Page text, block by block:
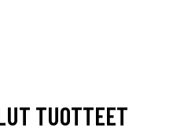
TUOTTEET